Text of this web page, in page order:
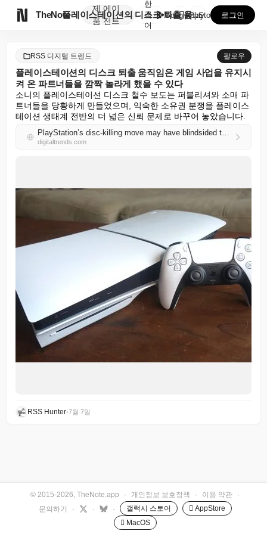
TheNote
제
품
에이
전트
플레이스테이션의 디스크 퇴출 움직임은 게임 사업을 유지...
한
국
어
GooglePlay
AppStore 로그인
RSS 디지털 트렌드 팔로우
플레이스테이션의 디스크 퇴출 움직임은 게임 사업을 유지시
켜 온 파트너들을 깜짝 놀라게 했을 수 있다
소니의 플레이스테이션 디스크 철수 보도는 퍼블리셔와 소매 파
트너들을 당황하게 만들었으며, 익숙한 소유권 분쟁을 플레이스
테이션 생태계 전반의 더 넓은 신뢰 문제로 바꾸어 놓았습니다.
PlayStation’s disc-killing move may have blindsided the very partners keeping its games business alive
digitaltrends.com
RSS Hunter•7월 7일
© 2015-2026, TheNote.app · 개인정보 보호정책 · 이용 약관
·
문의하기
· · · 갤럭시 스토어
 AppStore
 MacOS